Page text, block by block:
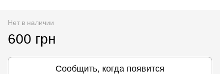
Нет в наличии
600 грн
Сообщить, когда появится